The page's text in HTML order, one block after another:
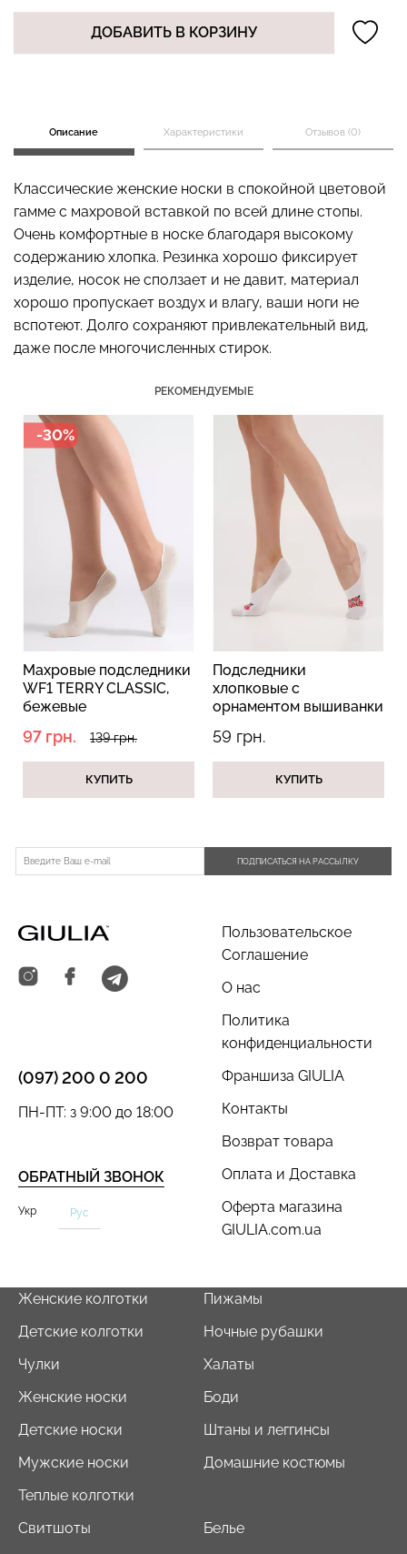
ДОБАВИТЬ В КОРЗИНУ
Описание Характеристики Отзывов (0)
Классические женские носки в спокойной цветовой
гамме с махровой вставкой по всей длине стопы.
Очень комфортные в носке благодаря высокому
содержанию хлопка. Резинка хорошо фиксирует
изделие, носок не сползает и не давит, материал
хорошо пропускает воздух и влагу, ваши ноги не
вспотеют. Долго сохраняют привлекательный вид,
даже после многочисленных стирок.
РЕКОМЕНДУЕМЫЕ
-30%
Махровые подследники
WF1 TERRY CLASSIC,
бежевые
97 грн. 139 грн.
КУПИТЬ
Подследники
хлопковые с
орнаментом вышиванки
(белый)
59 грн.
КУПИТЬ
ПОДПИСАТЬСЯ НА РАССЫЛКУ
Пользовательское
Соглашение
О нас
Политика
конфиденциальности
Франшиза GIULIA
Контакты
Возврат товара
Оплата и Доставка
Оферта магазина
GIULIA.com.ua
(097) 200 0 200
ОБРАТНЫЙ ЗВОНОК
ПН-ПТ: з 9:00 до 18:00
Укр Рус
Женские колготки
Детские колготки
Чулки
Женские носки
Детские носки
Мужские носки
Теплые колготки
Пижамы
Ночные рубашки
Халаты
Боди
Штаны и леггинсы
Домашние костюмы
Свитшоты
Белье
STRING BRIEFS (черный)
Giulia
Бесшовный топ с легкой
коррекцией BRA
Бесшовные трусы
хипстеры HIPSTER BRIEFS
(бежевый) Giulia
230 грн.
329 грн.
Топ на бретелях в рубчик
CAMI TOP RIB white
(белый) Giulia
299 грн.
499 грн.
Бесшовный топ с легкой
коррекцией BRA
489 грн.699 грн.
Велосипедки с пуш-ап
эффектом бесшовные
519 грн.649 грн.